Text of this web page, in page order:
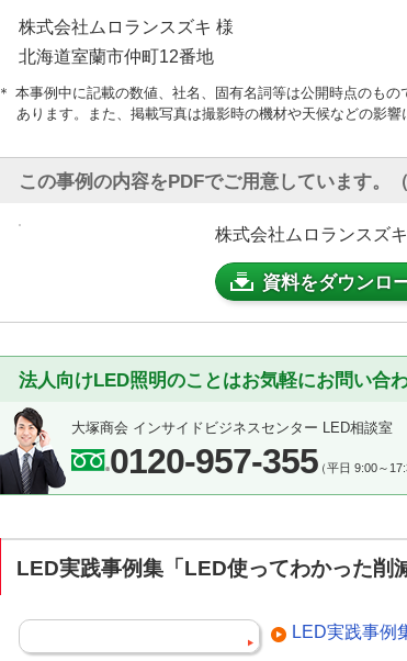
株式会社ムロランスズキ 様
北海道室蘭市仲町12番地
＊ 本事例中に記載の数値、社名、固有名詞等は公開時点のも
あります。また、掲載写真は撮影時の機材や天候などの影
この事例の内容をPDFでご用意しています。（
株式会社ムロランスズ
資料をダウンロ
法人向けLED照明のことはお気軽にお問い合わ
大塚商会 インサイドビジネスセンター LED相談室
0120-957-355（平日 9:00～
LED実践事例集「LED使ってわかった削
LED実践事例